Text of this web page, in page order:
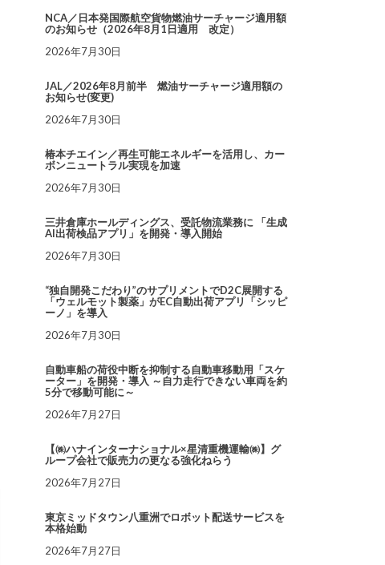
NCA／日本発国際航空貨物燃油サーチャージ適用額
のお知らせ（2026年8月1日適用 改定）
2026年7月30日
JAL／2026年8月前半 燃油サーチャージ適用額の
お知らせ(変更)
2026年7月30日
椿本チエイン／再生可能エネルギーを活用し、カー
ボンニュートラル実現を加速
2026年7月30日
三井倉庫ホールディングス、受託物流業務に 「生成
AI出荷検品アプリ」を開発・導入開始
2026年7月30日
“独自開発こだわり”のサプリメントでD2C展開する
「ウェルモット製薬」がEC自動出荷アプリ「シッピ
ーノ」を導入
2026年7月30日
自動車船の荷役中断を抑制する自動車移動用「スケ
ーター」を開発・導入 ～自力走行できない車両を約
5分で移動可能に～
2026年7月27日
【㈱ハナインターナショナル×星清重機運輸㈱】グ
ループ会社で販売力の更なる強化ねらう
2026年7月27日
東京ミッドタウン八重洲でロボット配送サービスを
本格始動
2026年7月27日